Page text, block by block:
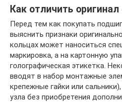
Как отличить
Перед тем как покупать
выяснить признаки
кольцах может наноситься
маркировка, а на картонную
голографическая этикетка.
вводят в набор монтажные
крепежные гайки или
узла без приобретения